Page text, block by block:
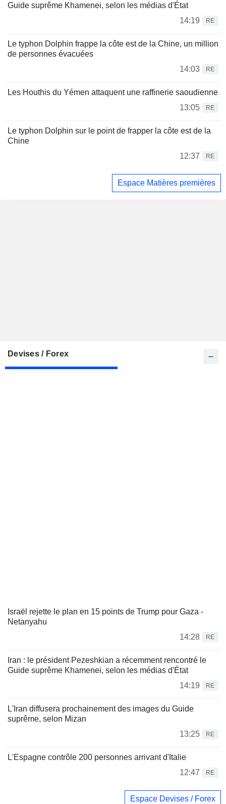
Guide suprême Khamenei, selon les médias d'État
14:19
RE
Le typhon Dolphin frappe la côte est de la Chine, un million
de personnes évacuées
14:03
RE
Les Houthis du Yémen attaquent une raffinerie saoudienne
13:05
RE
Le typhon Dolphin sur le point de frapper la côte est de la
Chine
12:37
RE
Espace Matières premières
Devises / Forex
Israël rejette le plan en 15 points de Trump pour Gaza -
Netanyahu
14:28
RE
Iran : le président Pezeshkian a récemment rencontré le
Guide suprême Khamenei, selon les médias d'État
14:19
RE
L'Iran diffusera prochainement des images du Guide
suprême, selon Mizan
13:25
RE
L'Espagne contrôle 200 personnes arrivant d'Italie
12:47
RE
Espace Devises / Forex